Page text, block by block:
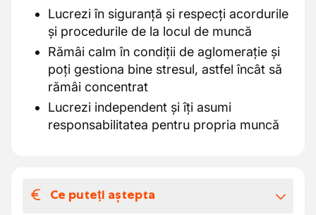
Lucrezi în siguranță și respecți acordurile
și procedurile de la locul de muncă
Rămâi calm în condiții de aglomerație și
poți gestiona bine stresul, astfel încât să
rămâi concentrat
Lucrezi independent și îți asumi
responsabilitatea pentru propria muncă
Ce puteți aștepta